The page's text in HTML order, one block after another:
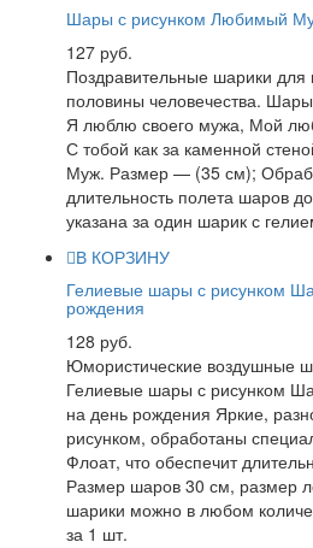
Шары с рисунком Любимый
127 руб.
Поздравительные шарики для
половины человечества.
Я люблю своего мужа, Мой
С тобой как за каменной
Муж. Размер — (35 см);
длительность полета шаров
указана за один шарик с
В КОРЗИНУ
Гелиевые шары с рисунком
рождения
128 руб.
Юмористические воздушные
Гелиевые шары с рисунком
на день рождения Яркие,
рисунком, обработаны
Флоат, что обеспечит
Размер шаров 30 см, размер
шарики можно в любом
за 1 шт.